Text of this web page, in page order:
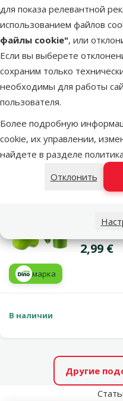
для показа релевантной
использованием файлов
файлы cookie", или
Если вы выберете
сохраним только
необходимы для работы
пользователя.
Более подробную
cookie, их управлении,
найдете в разделе
Отклонить
В наличии
Оценка
В наличии
Цена
2,99 €
марка
В наличии
Другие